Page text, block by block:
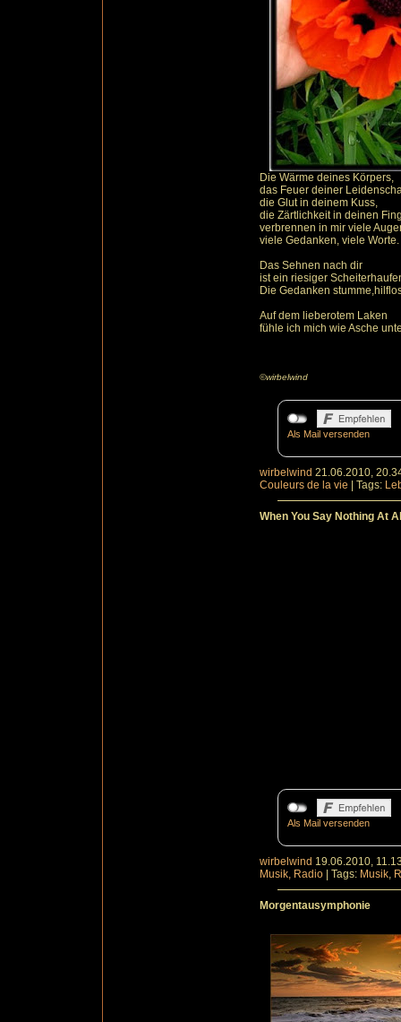
Die Wärme deines Körpers,
das Feuer deiner
die Glut in deinem Kuss,
die Zärtlichkeit in deinen
verbrennen in mir viele
viele Gedanken, viele Worte.
Das Sehnen nach dir
ist ein riesiger
Die Gedanken
Auf dem lieberotem Laken
fühle ich mich wie Asche
©wirbelwind
Als Mail versenden
wirbelwind 21.06.2010,
Couleurs de la vie
Tags:
When You Say Nothing At
Als Mail versenden
wirbelwind 19.06.2010,
Musik, Radio
Tags: Musik,
Morgentausymphonie